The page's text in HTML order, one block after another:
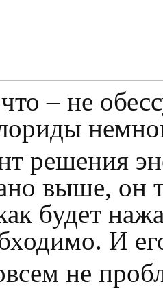
– не
решения
выше, он
будет
И
не